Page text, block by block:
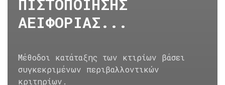
ΠΙΣΤΟΠΟΙΗΣΗΣ
ΑΕΙΦΟΡΙΑΣ...
Μέθοδοι κατάταξης των κτιρίων βάσει
συγκεκριμένων περιβαλλοντικών
κριτηρίων.